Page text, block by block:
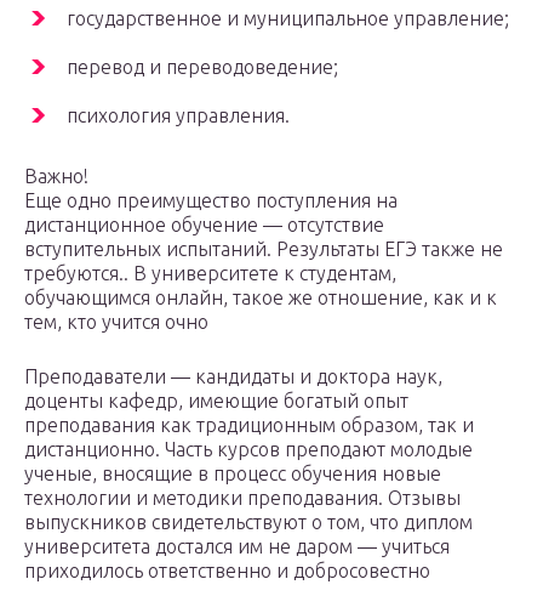
государственное и муниципальное управление;
перевод и переводоведение;
психология управления.
Важно!
Еще одно преимущество поступления на
дистанционное обучение — отсутствие
вступительных испытаний. Результаты ЕГЭ также не
требуются.. В университете к студентам,
обучающимся онлайн, такое же отношение, как и к
тем, кто учится очно
Преподаватели — кандидаты и доктора наук,
доценты кафедр, имеющие богатый опыт
преподавания как традиционным образом, так и
дистанционно. Часть курсов преподают молодые
ученые, вносящие в процесс обучения новые
технологии и методики преподавания. Отзывы
выпускников свидетельствуют о том, что диплом
университета достался им не даром — учиться
приходилось ответственно и добросовестно